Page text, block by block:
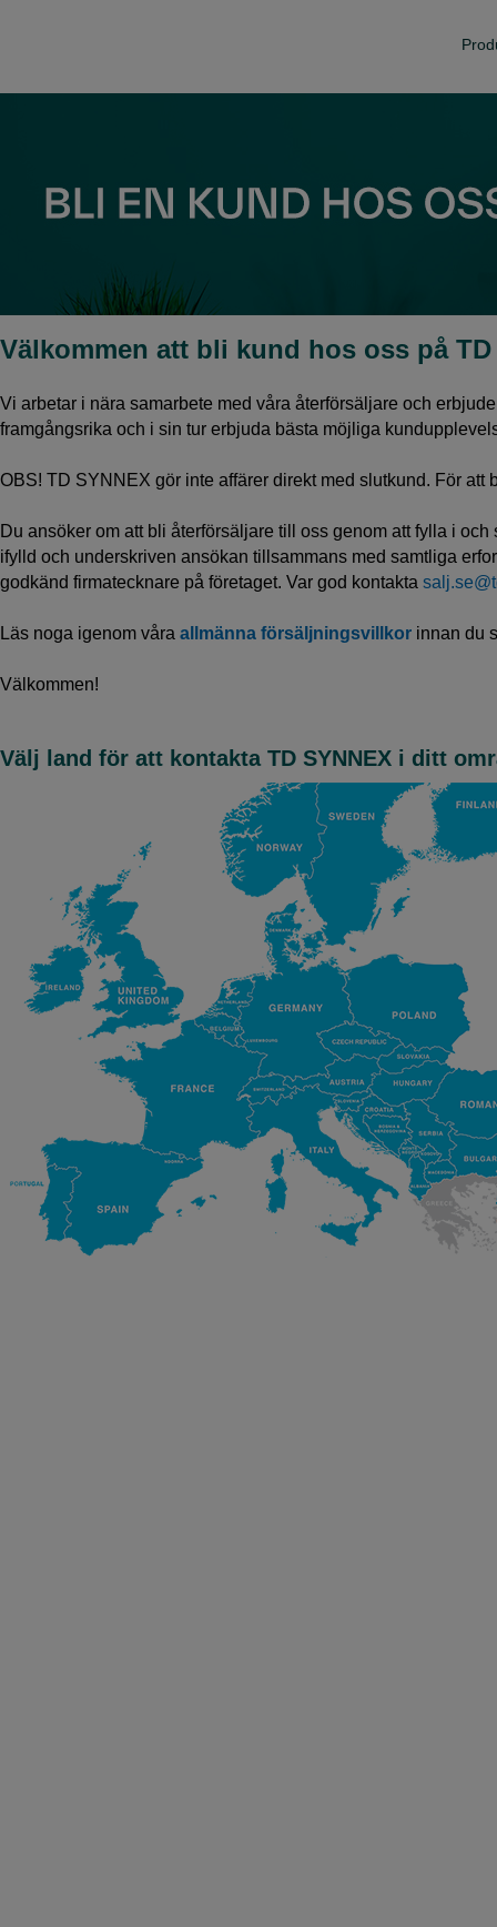
Välkommen att bli kund hos oss på TD
Vi arbetar i nära samarbete med våra återförsäljare och
framgångsrika och i sin tur erbjuda bästa möjliga
OBS! TD SYNNEX gör inte affärer direkt med slutkund. För
Du ansöker om att bli återförsäljare till oss genom att fylla i
ifylld och underskriven ansökan tillsammans med samtliga
godkänd firmatecknare på företaget. Var god kontakta
Läs noga igenom våra allmänna försäljningsvillkor innan du
Välkommen!
Välj land för att kontakta TD SYNNEX i ditt